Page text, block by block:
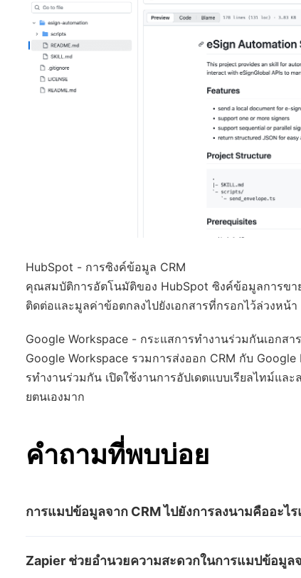
HubSpot - การซิงค์ข้อมูล CRM
คุณสมบัติการอัตโนมัติของ HubSpot ซิงค์ข้อมูลการขา
ติดต่อและมูลค่าข้อตกลงไปยังเอกสารที่กรอกไว้ล่วงหน้
Google Workspace - กระแสการทำงานร่วมกันเอกสาร
Google Workspace รวมการส่งออก CRM กับ
รทำงานร่วมกัน เปิดใช้งานการอัปเดตแบบเรียลไทม์แล
ยตนเองมาก
คำถามที่พบบ่อย
การแมปข้อมูลจาก CRM ไปยังการลงนามคืออะ
Zapier ช่วยอำนวยความสะดวกในการแมปข้อมูล